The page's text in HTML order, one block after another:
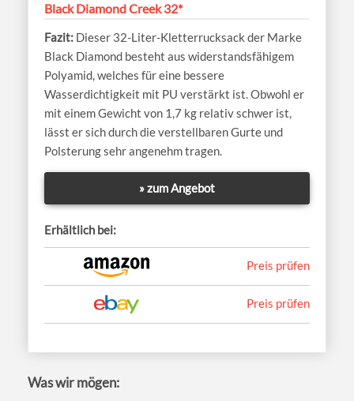
Black Diamond Creek 32*
Dieser 32-Liter-Kletterrucksack der Marke
Black Diamond besteht aus widerstandsfähigem
Polyamid, welches für eine bessere
Wasserdichtigkeit mit PU verstärkt ist. Obwohl er
mit einem Gewicht von 1,7 kg relativ schwer ist,
lässt er sich durch die verstellbaren Gurte und
Polsterung sehr angenehm tragen.
» zum Angebot
Erhältlich bei:
Preis prüfen
Preis prüfen
Was wir mögen: